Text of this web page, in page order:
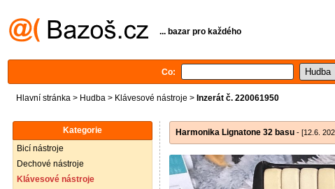
... bazar pro každého
Co:
Hlavní stránka > Hudba > Klávesové nástroje > Inzerát č. 220061950
Kategorie
Bicí nástroje
Dechové nástroje
Klávesové nástroje
Harmonika Lignatone 32 basu - [12.6.